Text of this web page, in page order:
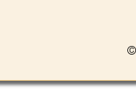
©